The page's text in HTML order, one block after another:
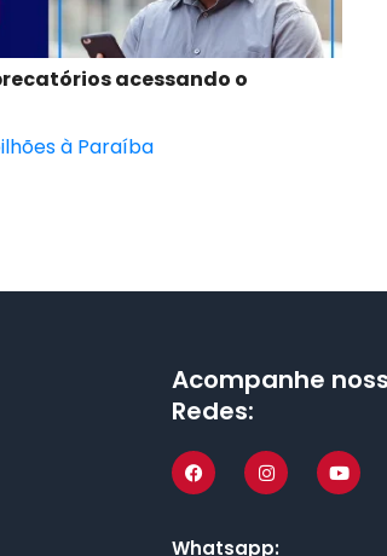
acessando o
à Paraíba
Acompanhe
Redes:
Whatsapp: